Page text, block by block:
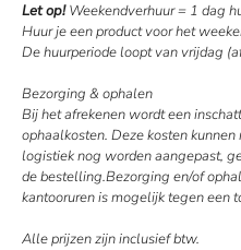
Let op!Weekendverhuur = 1 dag
Huur je een product voor het
De huurperiode loopt van vrijdag
Bezorging & ophalen
Bij het afrekenen wordt een
ophaalkosten. Deze kosten
logistiek nog worden aangepast,
de bestelling.Bezorging en/of
kantooruren is mogelijk tegen een
Alle prijzen zijn inclusief btw.